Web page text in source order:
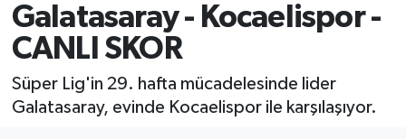
Galatasaray - Kocaelispor -
CANLI SKOR
Süper Lig'in 29. hafta mücadelesinde lider
Galatasaray, evinde Kocaelispor ile karşılaşıyor.
SAĞLIK
SPOR
TEKNOLOJİ
Tüm Manşetler
Son Dakika Haberleri
Haber Arşivi